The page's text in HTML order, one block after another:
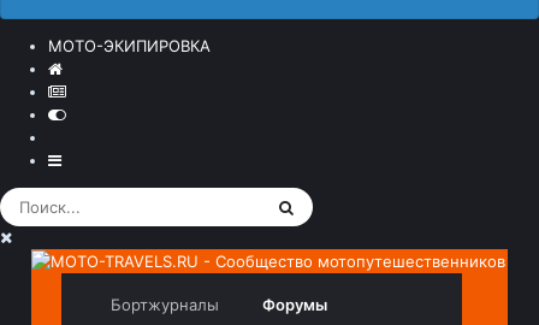
МОТО-ЭКИПИРОВКА
Бортжурналы Форумы